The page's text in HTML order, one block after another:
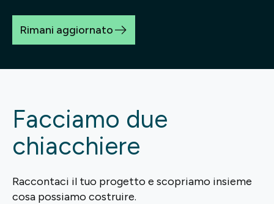
Rimani aggiornato
Facciamo due
chiacchiere
Raccontaci il tuo progetto e scopriamo insieme
cosa possiamo costruire.